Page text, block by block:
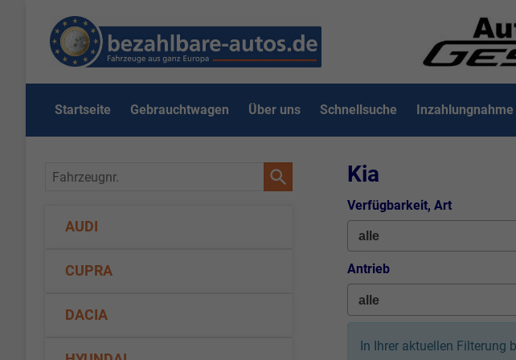
Startseite Gebrauchtwagen Über uns Schnellsuche Inzahlungnahme
Kia
Verfügbarkeit, Art
Antrieb
In Ihrer aktuellen Filterung
Fahrzeugnr.
AUDI
CUPRA
DACIA